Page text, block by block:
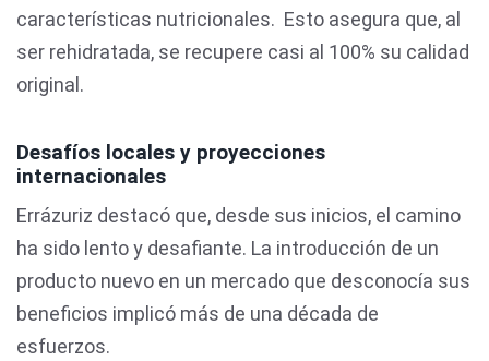
características nutricionales. Esto asegura que, al
ser rehidratada, se recupere casi al 100% su calidad
original.
Desafíos locales y proyecciones
internacionales
Errázuriz destacó que, desde sus inicios, el camino
ha sido lento y desafiante. La introducción de un
producto nuevo en un mercado que desconocía sus
beneficios implicó más de una década de
esfuerzos.